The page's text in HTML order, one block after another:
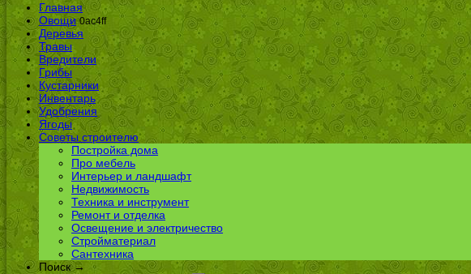
Главная
Овощи 0ac4ff
Деревья
Травы
Вредители
Грибы
Кустарники
Инвентарь
Удобрения
Ягоды
Советы строителю
Постройка дома
Про мебель
Интерьер и ландшафт
Недвижимость
Техника и инструмент
Ремонт и отделка
Освещение и электричество
Стройматериал
Сантехника
Поиск →